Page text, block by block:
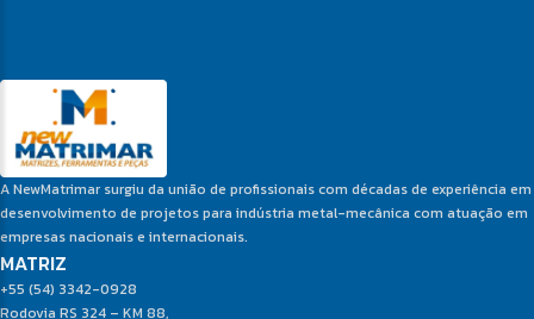
A NewMatrimar surgiu da união de profissionais com décadas de experiência em
desenvolvimento de projetos para indústria metal-mecânica com atuação em
empresas nacionais e internacionais.
MATRIZ
+55 (54) 3342-0928
Rodovia RS 324 – KM 88,